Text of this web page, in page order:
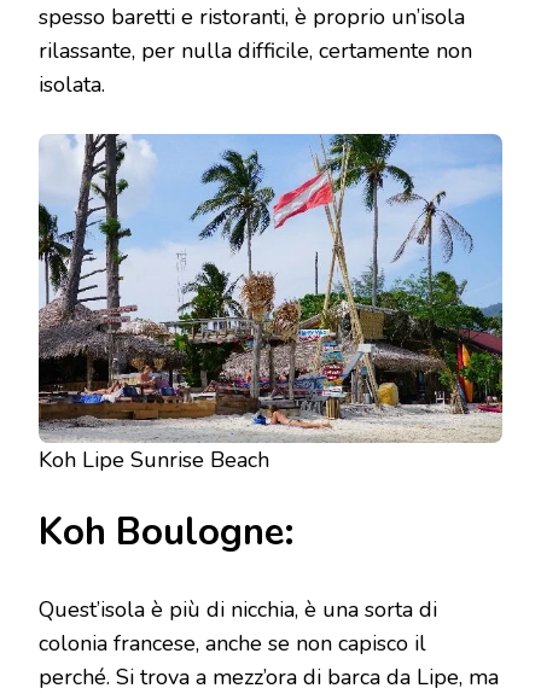
spesso baretti e ristoranti, è proprio un’isola
rilassante, per nulla difficile, certamente non
isolata.
Koh Lipe Sunrise Beach
Koh Boulogne:
Quest’isola è più di nicchia, è una sorta di
colonia francese, anche se non capisco il
perché. Si trova a mezz’ora di barca da Lipe, ma